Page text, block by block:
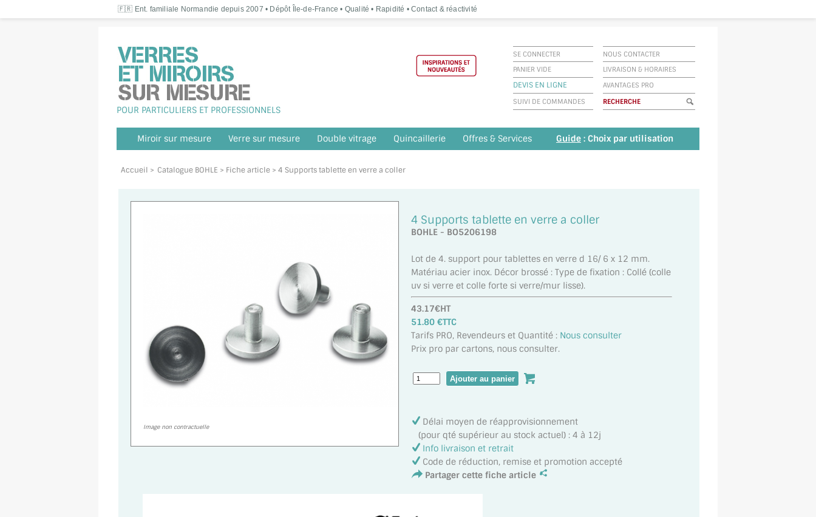
🇫🇷 Ent. familiale Normandie depuis 2007 • Dépôt Île-de-France • Qualité • Rapidité • Contact & réactivité
POUR PARTICULIERS ET PROFESSIONNELS
SE CONNECTER
NOUS CONTACTER
PANIER VIDE
LIVRAISON & HORAIRES
DEVIS EN LIGNE
AVANTAGES PRO
SUIVI DE COMMANDES
Miroir sur mesure Verre sur mesure Double vitrage Quincaillerie Offres & Services Guide : Choix par utilisation
Accueil > Catalogue BOHLE > Fiche article > 4 Supports tablette en verre a coller
Image non contractuelle
4 Supports tablette en verre a coller
BOHLE - BO5206198
Lot de 4. support pour tablettes en verre d 16/ 6 x 12 mm.
Matériau acier inox. Décor brossé : Type de fixation : Collé (colle
uv si verre et colle forte si verre/mur lisse).
43.17€HT
51.80 €TTC
Tarifs PRO, Revendeurs et Quantité : Nous consulter
Prix pro par cartons, nous consulter.
Délai moyen de réapprovisionnement
(pour qté supérieur au stock actuel) : 4 à 12j
Info livraison et retrait
Code de réduction, remise et promotion accepté
Partager cette fiche article